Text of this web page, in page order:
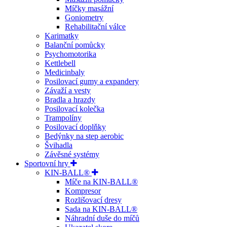
Míčky masážní
Goniometry
Rehabilitační válce
Karimatky
Balanční pomůcky
Psychomotorika
Kettlebell
Medicinbaly
Posilovací gumy a expandery
Závaží a vesty
Bradla a hrazdy
Posilovací kolečka
Trampolíny
Posilovací doplňky
Bedýnky na step aerobic
Švihadla
Závěsné systémy
Sportovní hry
KIN-BALL®
Míče na KIN-BALL®
Kompresor
Rozlišovací dresy
Sada na KIN-BALL®
Náhradní duše do míčů